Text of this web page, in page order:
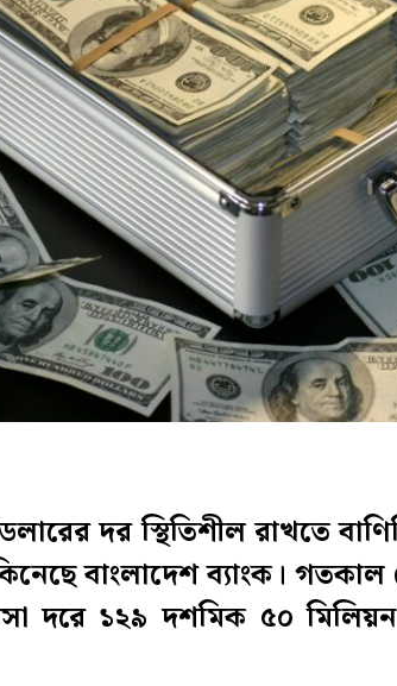
ডলারের দর স্থিতিশীল রাখতে
বাংলাদেশ ব্যাংক।
দরে ১২৯ দশমিক ৫০ মিলিয়ন